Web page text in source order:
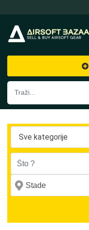
Sve kategorije